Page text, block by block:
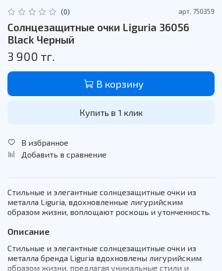
(0) арт. 750359
Солнцезащитные очки Liguria 36056
Black Черный
3 900 тг.
В корзину
Купить в 1 клик
В избранное
Добавить в сравнение
Стильные и элегантные солнцезащитные очки из
металла Liguria, вдохновленные лигурийским
образом жизни, воплощают роскошь и утонченность.
Описание
Стильные и элегантные солнцезащитные очки из
металла бренда Liguria вдохновлены лигурийским
образом жизни, предлагая уникальные стили и